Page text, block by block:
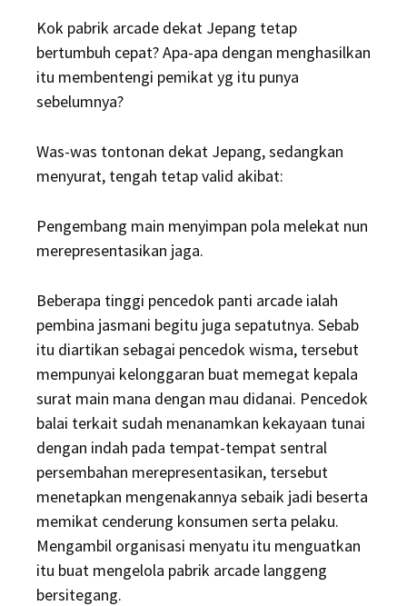
Kok pabrik arcade dekat Jepang tetap
bertumbuh cepat? Apa-apa dengan menghasilkan
itu membentengi pemikat yg itu punya
sebelumnya?
Was-was tontonan dekat Jepang, sedangkan
menyurat, tengah tetap valid akibat:
Pengembang main menyimpan pola melekat nun
merepresentasikan jaga.
Beberapa tinggi pencedok panti arcade ialah
pembina jasmani begitu juga sepatutnya. Sebab
itu diartikan sebagai pencedok wisma, tersebut
mempunyai kelonggaran buat memegat kepala
surat main mana dengan mau didanai. Pencedok
balai terkait sudah menanamkan kekayaan tunai
dengan indah pada tempat-tempat sentral
persembahan merepresentasikan, tersebut
menetapkan mengenakannya sebaik jadi beserta
memikat cenderung konsumen serta pelaku.
Mengambil organisasi menyatu itu menguatkan
itu buat mengelola pabrik arcade langgeng
bersitegang.